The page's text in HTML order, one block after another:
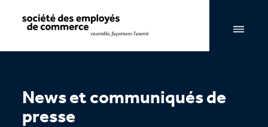
News et communiqués de
presse